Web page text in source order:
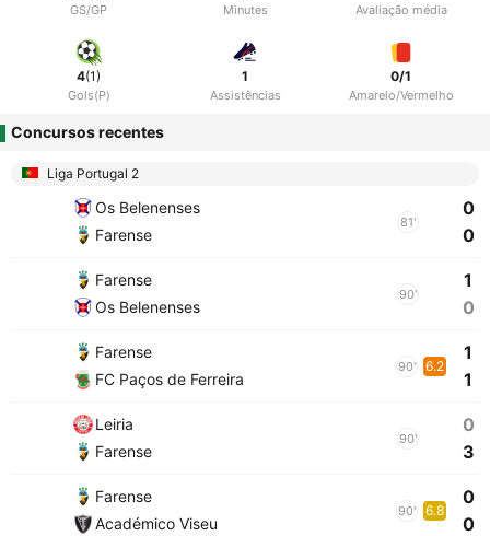
GS/GP Minutes Avaliação média
4(1)
Gols(P)
1
Assistências
0/1
Amarelo/Vermelho
Concursos recentes
Liga Portugal 2
Os Belenenses
Farense
81'
0
0
Farense
Os Belenenses
90'
1
0
Farense
FC Paços de Ferreira
90' 6.2
1
1
Leiria
Farense
90'
0
3
Farense
Académico Viseu
90' 6.8
0
0